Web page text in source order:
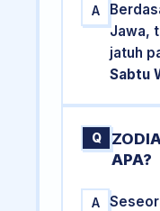
A
Jawa,
jatuh
Sabtu
Q
APA?
A